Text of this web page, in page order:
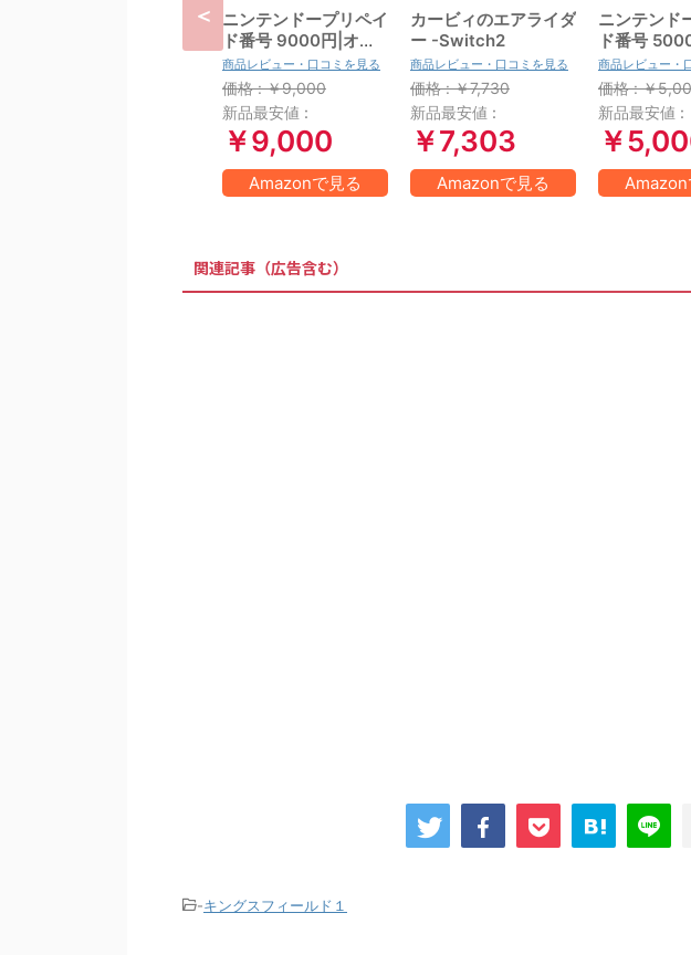
ニンテンドープリペイ
ド番号 9000円|オン
ラインコード版
商品レビュー・口コミを見る
価格 : ￥9,000
新品最安値 :
￥9,000
Amazonで見る
カービィのエアライダ
ー -Switch2
商品レビュー・口コミを見る
価格 : ￥7,730
新品最安値 :
￥7,303
Amazonで見る
ニンテンド
ド番号
ラインコー
商品レビュー・
価格 : ￥
新品最安値 :
￥
Amazon
関連記事（広告含む）
-キングスフィールド１